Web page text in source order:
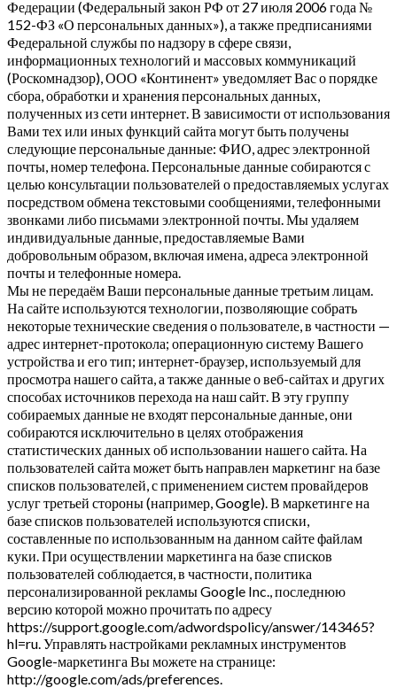
Федерации (Федеральный закон РФ от 27 июля 2006 года №
152-ФЗ «О персональных данных»), а также предписаниями
Федеральной службы по надзору в сфере связи,
информационных технологий и массовых коммуникаций
(Роскомнадзор), ООО «Континент» уведомляет Вас о порядке
сбора, обработки и хранения персональных данных,
полученных из сети интернет. В зависимости от использования
Вами тех или иных функций сайта могут быть получены
следующие персональные данные: ФИО, адрес электронной
почты, номер телефона. Персональные данные собираются с
целью консультации пользователей о предоставляемых услугах
посредством обмена текстовыми сообщениями, телефонными
звонками либо письмами электронной почты. Мы удаляем
индивидуальные данные, предоставляемые Вами
добровольным образом, включая имена, адреса электронной
почты и телефонные номера.
Мы не передаём Ваши персональные данные третьим лицам.
На сайте используются технологии, позволяющие собрать
некоторые технические сведения о пользователе, в частности —
адрес интернет-протокола; операционную систему Вашего
устройства и его тип; интернет-браузер, используемый для
просмотра нашего сайта, а также данные о веб-сайтах и других
способах источников перехода на наш сайт. В эту группу
собираемых данные не входят персональные данные, они
собираются исключительно в целях отображения
статистических данных об использовании нашего сайта. На
пользователей сайта может быть направлен маркетинг на базе
списков пользователей, с применением систем провайдеров
услуг третьей стороны (например, Google). В маркетинге на
базе списков пользователей используются списки,
составленные по использованным на данном сайте файлам
куки. При осуществлении маркетинга на базе списков
пользователей соблюдается, в частности, политика
персонализированной рекламы Google Inc., последнюю
версию которой можно прочитать по адресу
https://support.google.com/adwordspolicy/answer/143465?
hl=ru. Управлять настройками рекламных инструментов
Google-маркетинга Вы можете на странице:
http://google.com/ads/preferences.